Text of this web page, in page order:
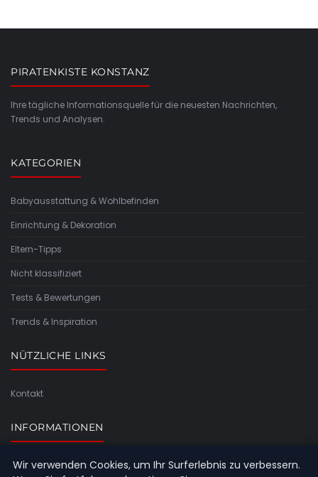
PIRATENKISTE KONSTANZ
Ihre tägliche Informationsquelle für die neuesten Nachrichten,
Trends und Analysen.
KATEGORIEN
Babyausstattung & Wohlbefinden
Einrichtung & Dekoration
Eltern-Tipps
Nicht klassifiziert
Tests & Bewertungen
Trends & Inspiration
NÜTZLICHE LINKS
Kontakt
INFORMATIONEN
Seitenübersicht
Wir verwenden Cookies, um Ihr Surferlebnis zu verbessern.